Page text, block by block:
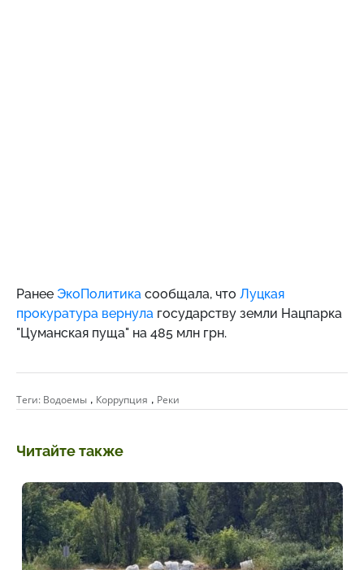
Ранее ЭкоПолитика сообщала, что Луцкая
прокуратура вернула государству земли Нацпарка
"Цуманская пуща" на 485 млн грн.
Теги: Водоемы , Коррупция , Реки
Читайте также